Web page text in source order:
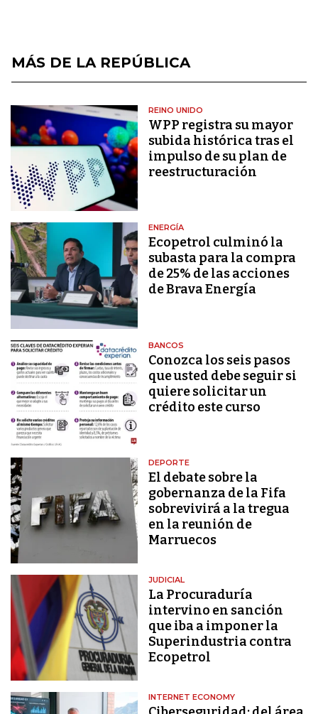
MÁS DE LA REPÚBLICA
REINO UNIDO
WPP registra su mayor
subida histórica tras el
impulso de su plan de
reestructuración
ENERGÍA
Ecopetrol culminó la
subasta para la compra
de 25% de las acciones
de Brava Energía
BANCOS
Conozca los seis pasos
que usted debe seguir si
quiere solicitar un
crédito este curso
DEPORTE
El debate sobre la
gobernanza de la Fifa
sobrevivirá a la tregua
en la reunión de
Marruecos
JUDICIAL
La Procuraduría
intervino en sanción
que iba a imponer la
Superindustria contra
Ecopetrol
INTERNET ECONOMY